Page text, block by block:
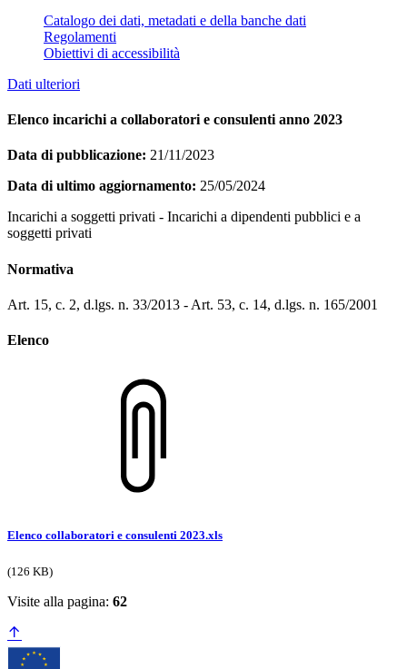
Catalogo dei dati, metadati e della banche dati
Regolamenti
Obiettivi di accessibilità
Dati ulteriori
Elenco incarichi a collaboratori e consulenti anno 2023
Data di pubblicazione: 21/11/2023
Data di ultimo aggiornamento: 25/05/2024
Incarichi a soggetti privati - Incarichi a dipendenti pubblici e a
soggetti privati
Normativa
Art. 15, c. 2, d.lgs. n. 33/2013 - Art. 53, c. 14, d.lgs. n. 165/2001
Elenco
Elenco collaboratori e consulenti 2023.xls
(126 KB)
Visite alla pagina: 62